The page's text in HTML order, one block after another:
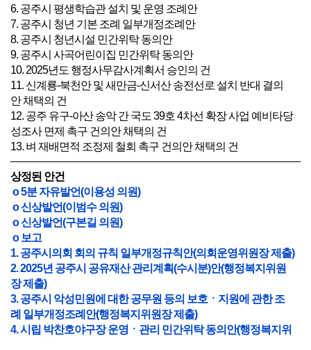
6. 공주시 평생학습관 설치 및 운영 조례안
7. 공주시 청년 기본 조례 일부개정조례안
8. 공주시 청년시설 민간위탁 동의안
9. 공주시 사곡어린이집 민간위탁 동의안
10. 2025년도 행정사무감사계획서 승인의 건
11. 신계룡-북천안 및 새만금-신서산 송전선로 설치 반대 결의
안 채택의 건
12. 공주 유구-아산 송악 간 국도 39호 4차선 확장 사업 예비타당
성조사 면제 촉구 건의안 채택의 건
13. 벼 재배면적 조정제 철회 촉구 건의안 채택의 건
상정된 안건
o 5분 자유발언(이용성 의원)
o 신상발언(이범수 의원)
o 신상발언(구본길 의원)
o 보고
1. 공주시의회 회의 규칙 일부개정규칙안(의회운영위원장 제출)
2. 2025년 공주시 공유재산 관리계획(수시분)안(행정복지위원
장 제출)
3. 공주시 악성민원에 대한 공무원 등의 보호ㆍ지원에 관한 조
례 일부개정조례안(행정복지위원장 제출)
4. 시립 박찬호야구장 운영ㆍ관리 민간위탁 동의안(행정복지위